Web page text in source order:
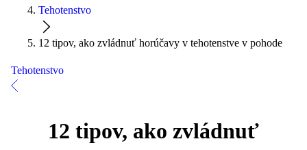
Tehotenstvo
12 tipov, ako zvládnuť horúčavy v tehotenstve v pohode
Tehotenstvo
12 tipov, ako zvládnuť